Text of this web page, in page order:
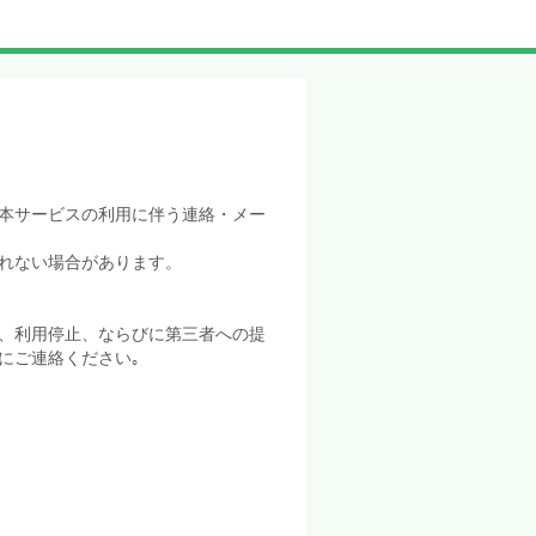
サービスの利用に伴う連絡・メー
い場合があります。
利用停止、ならびに第三者への提
ご連絡ください｡